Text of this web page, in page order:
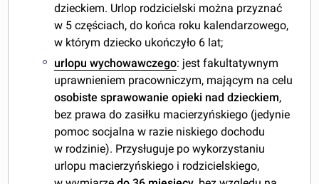
dzieckiem. Urlop rodzicielski można przyznać
w 5 częściach, do końca roku kalendarzowego,
w którym dziecko ukończyło 6 lat;
urlopu wychowawczego: jest fakultatywnym
uprawnieniem pracowniczym, mającym na celu
osobiste sprawowanie opieki nad dzieckiem,
bez prawa do zasiłku macierzyńskiego (jedynie
pomoc socjalna w razie niskiego dochodu
w rodzinie). Przysługuje po wykorzystaniu
urlopu macierzyńskiego i rodzicielskiego,